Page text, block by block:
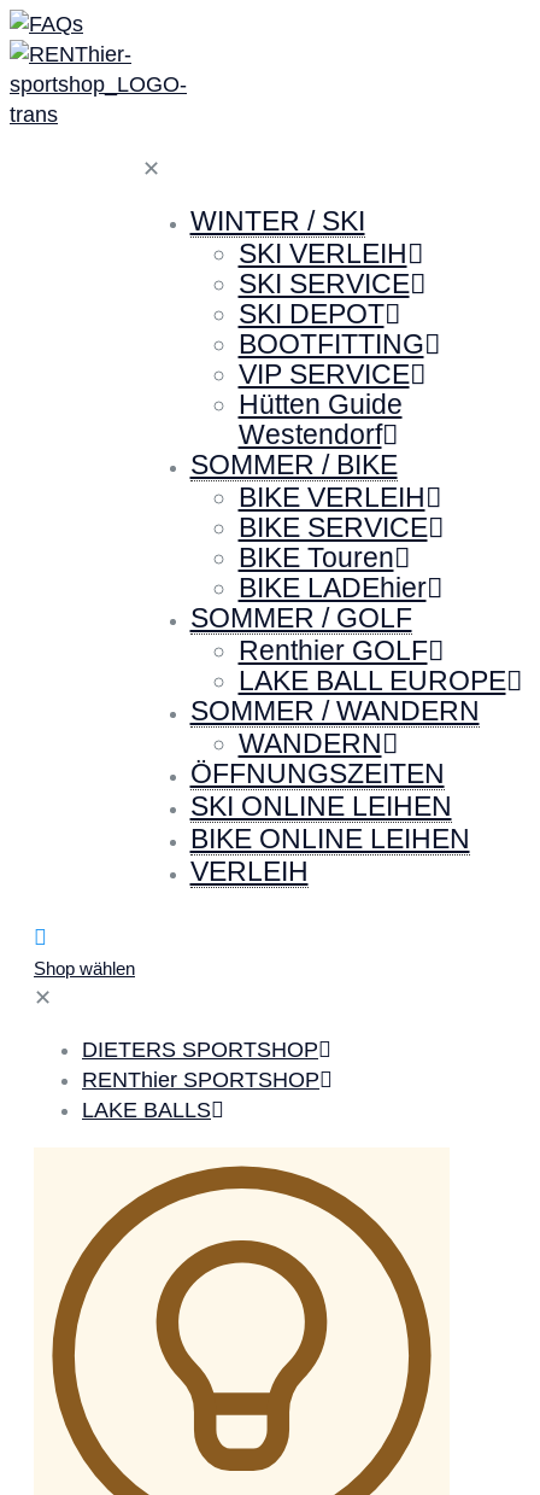
✕
WINTER / SKI
SKI VERLEIH
SKI SERVICE
SKI DEPOT
BOOTFITTING
VIP SERVICE
Hütten Guide
Westendorf
SOMMER / BIKE
BIKE VERLEIH
BIKE SERVICE
BIKE Touren
BIKE LADEhier
SOMMER / GOLF
Renthier GOLF
LAKE BALL EUROPE
SOMMER / WANDERN
WANDERN
ÖFFNUNGSZEITEN
SKI ONLINE LEIHEN
BIKE ONLINE LEIHEN
VERLEIH
Shop wählen
✕
DIETERS SPORTSHOP
RENThier SPORTSHOP
LAKE BALLS